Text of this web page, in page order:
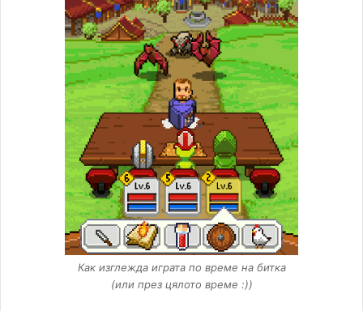
Как изглежда играта по време на битка
(или през цялото време :))